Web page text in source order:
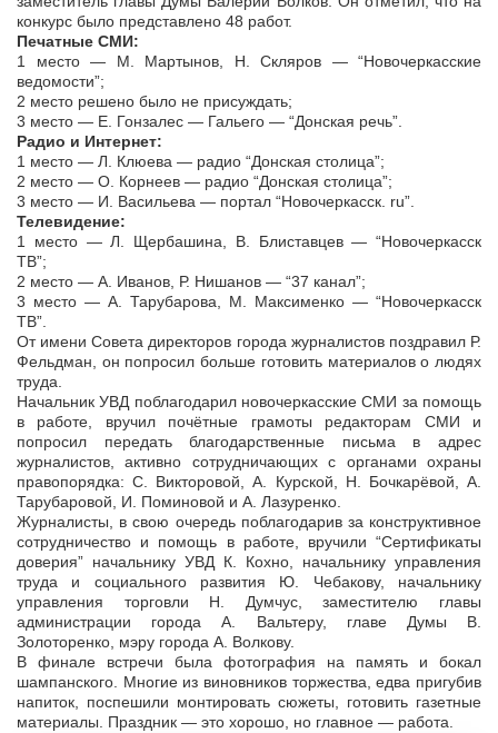
конкурс было представлено 48 работ.
Печатные СМИ:
1 место — М. Мартынов, Н. Скляров — “Новочеркасские
ведомости”;
2 место решено было не присуждать;
3 место — Е. Гонзалес — Гальего — “Донская речь”.
Радио и Интернет:
1 место — Л. Клюева — радио “Донская столица”;
2 место — О. Корнеев — радио “Донская столица”;
3 место — И. Васильева — портал “Новочеркасск. ru”.
Телевидение:
1 место — Л. Щербашина, В. Блиставцев — “Новочеркасск
ТВ”;
2 место — А. Иванов, Р. Нишанов — “37 канал”;
3 место — А. Тарубарова, М. Максименко — “Новочеркасск
ТВ”.
От имени Совета директоров города журналистов поздравил Р.
Фельдман, он попросил больше готовить материалов о людях
труда.
Начальник УВД поблагодарил новочеркасские СМИ за помощь
в работе, вручил почётные грамоты редакторам СМИ и
попросил передать благодарственные письма в адрес
журналистов, активно сотрудничающих с органами охраны
правопорядка: С. Викторовой, А. Курской, Н. Бочкарёвой, А.
Тарубаровой, И. Поминовой и А. Лазуренко.
Журналисты, в свою очередь поблагодарив за конструктивное
сотрудничество и помощь в работе, вручили “Сертификаты
доверия” начальнику УВД К. Кохно, начальнику управления
труда и социального развития Ю. Чебакову, начальнику
управления торговли Н. Думчус, заместителю главы
администрации города А. Вальтеру, главе Думы В.
Золоторенко, мэру города А. Волкову.
В финале встречи была фотография на память и бокал
шампанского. Многие из виновников торжества, едва пригубив
напиток, поспешили монтировать сюжеты, готовить газетные
материалы. Праздник — это хорошо, но главное — работа.